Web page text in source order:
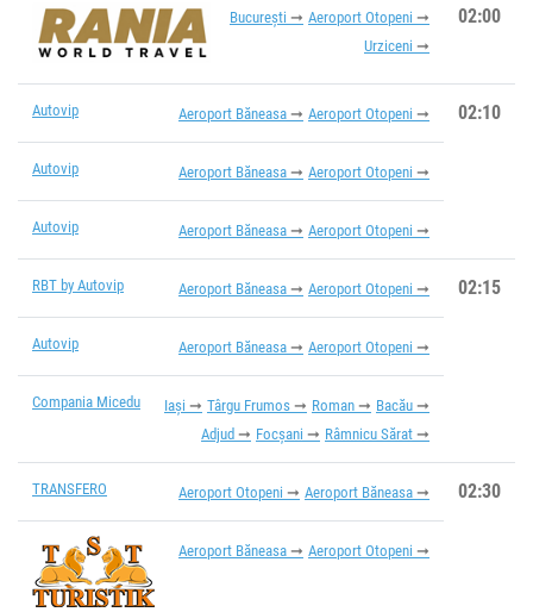
București
Aeroport Otopeni
Urziceni
02:00
Autovip Aeroport Băneasa Aeroport Otopeni 02:10
Autovip Aeroport Băneasa Aeroport Otopeni
Autovip Aeroport Băneasa Aeroport Otopeni
RBT by Autovip Aeroport Băneasa Aeroport Otopeni 02:15
Autovip Aeroport Băneasa Aeroport Otopeni
Compania Micedu Iași Târgu Frumos Roman
Bacău
Adjud
Focșani Râmnicu Sărat
TRANSFERO Aeroport Otopeni Aeroport Băneasa 02:30
Aeroport Băneasa Aeroport Otopeni